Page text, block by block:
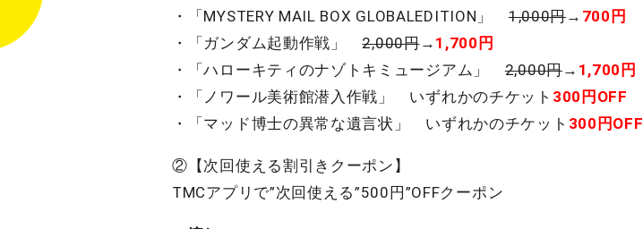
・「MYSTERY MAIL BOX GLOBALEDITION」1,000円→ 700円
・「ガンダム起動作戦」2,000円→ 1,700円
・「ハローキティのナゾトキミュージアム」2,000円→ 1,700円
・「ノワール美術館潜入作戦」 いずれかのチケット 300円OFF
・「マッド博士の異常な遺言状」 いずれかのチケット 300円OFF
②【次回使える割引きクーポン】
TMCアプリで”次回使える”500円”OFFクーポン